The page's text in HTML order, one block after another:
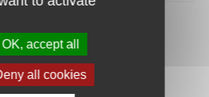
OK, accept all
all cookies